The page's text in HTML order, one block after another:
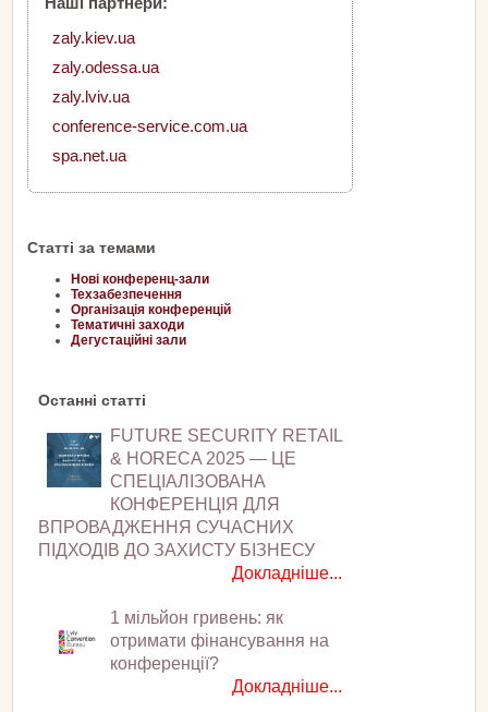
zaly.kiev.ua
zaly.odessa.ua
zaly.lviv.ua
conference-service.com.ua
spa.net.ua
Статті за темами
Нові конференц-зали
Техзабезпечення
Організація конференцій
Тематичні заходи
Дегустаційні зали
Останні статті
FUTURE SECURITY RETAIL
& HORECA 2025 — ЦЕ
СПЕЦІАЛІЗОВАНА
КОНФЕРЕНЦІЯ ДЛЯ
ВПРОВАДЖЕННЯ СУЧАСНИХ
ПІДХОДІВ ДО ЗАХИСТУ БІЗНЕСУ
Докладніше...
1 мільйон гривень: як
отримати фінансування на
конференції?
Докладніше...